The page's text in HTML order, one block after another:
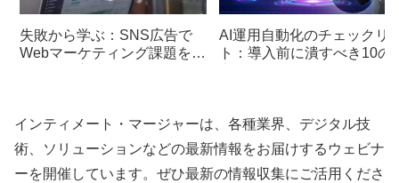
失敗から学ぶ：SNS広告で
Webマーケティング課題を乗
AI運用自動化のチェックリ
ト：導入前に潰すべき10の
インティメート・マージャーは、各種業界、デジタル技
術、ソリューションなどの最新情報をお届けするウェビナ
ーを開催しています。ぜひ最新の情報収集にご活用くださ